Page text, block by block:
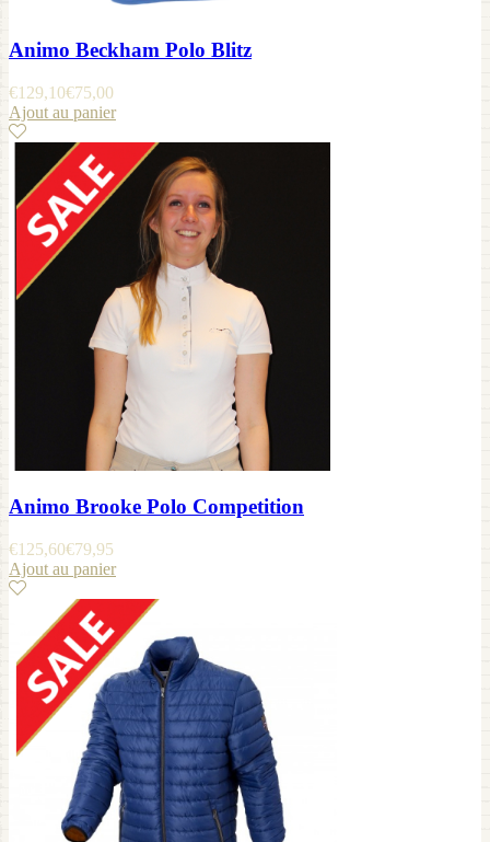
Animo Beckham Polo Blitz
€129,10€75,00
Ajout au panier
Animo Brooke Polo Competition
€125,60€79,95
Ajout au panier